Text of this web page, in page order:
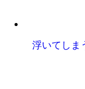
浮いてしま